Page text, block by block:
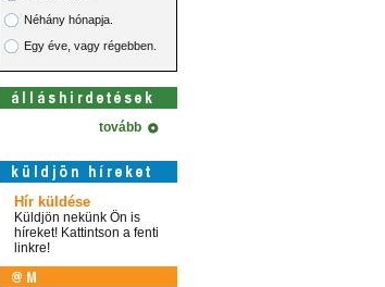
Néhány hónapja.
Egy éve, vagy régebben.
tovább
Hír küldése
Küldjön nekünk Ön is
híreket! Kattintson a fenti
linkre!